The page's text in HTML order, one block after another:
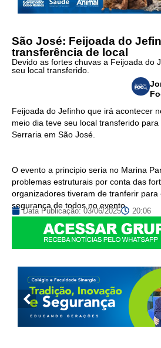
São José: Feijoada do
transferência de local
Devido as fortes chuvas a Feijoada do
seu local transferido.
Feijoada do Jefinho que irá acontecer
meio dia teve seu local transferido
Serraria em São José.
O evento a principio seria no Marina
problemas estruturais por conta das
organizadores tiveram de tranferir para
segurança de todos no evento.
Data Publicação:03/06/2025 20:06